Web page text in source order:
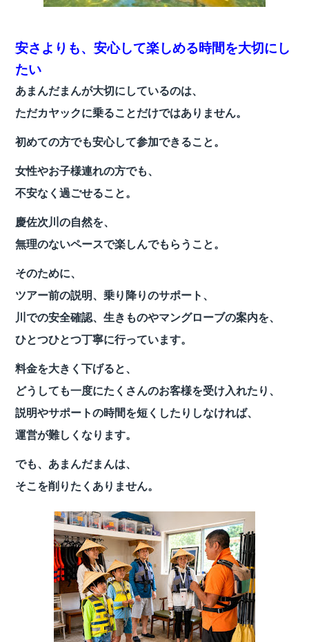
安さよりも、安心して楽しめる時間を大切にし
たい
あまんだまんが大切にしているのは、
ただカヤックに乗ることだけではありません。
初めての方でも安心して参加できること。
女性やお子様連れの方でも、
不安なく過ごせること。
慶佐次川の自然を、
無理のないペースで楽しんでもらうこと。
そのために、
ツアー前の説明、乗り降りのサポート、
川での安全確認、生きものやマングローブの案内を、
ひとつひとつ丁寧に行っています。
料金を大きく下げると、
どうしても一度にたくさんのお客様を受け入れたり、
説明やサポートの時間を短くしたりしなければ、
運営が難しくなります。
でも、あまんだまんは、
そこを削りたくありません。